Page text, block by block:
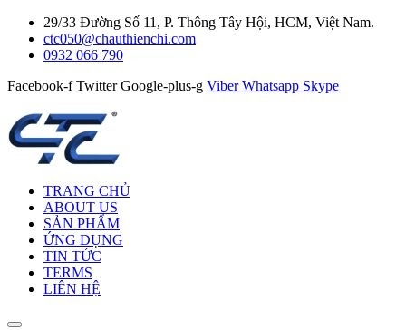
29/33 Đường Số 11, P. Thông Tây Hội, HCM, Việt Nam.
ctc050@chauthienchi.com
0932 066 790
Facebook-f Twitter Google-plus-g Viber Whatsapp Skype
TRANG CHỦ
ABOUT US
SẢN PHẨM
ỨNG DỤNG
TIN TỨC
TERMS
LIÊN HỆ